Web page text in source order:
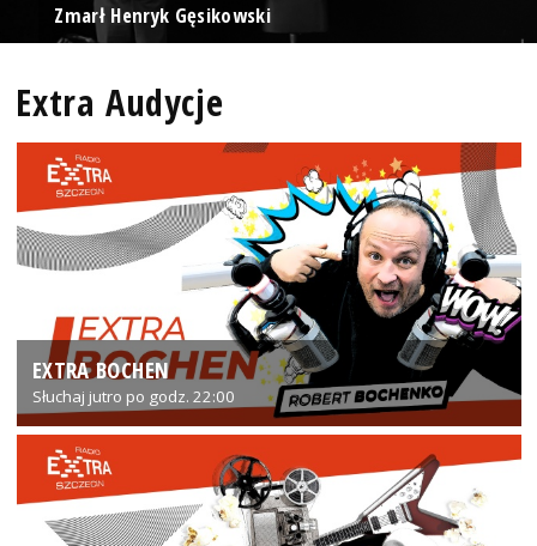
Zmarł Henryk Gęsikowski
Extra Audycje
EXTRA BOCHEN
Słuchaj jutro po godz. 22:00